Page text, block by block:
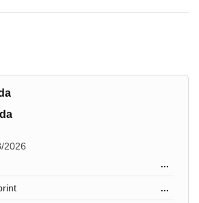
2026
...
...